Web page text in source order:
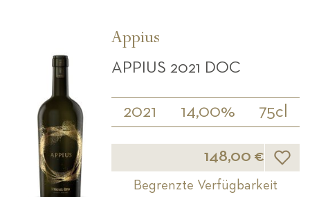
Appius
APPIUS 2021 DOC
2021 14,00% 75cl
148,00 €
Begrenzte Verfügbarkeit